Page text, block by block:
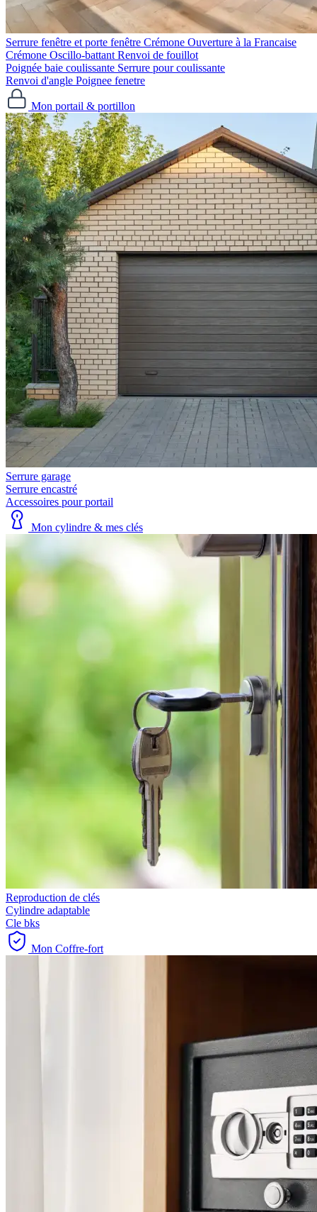
Serrure fenêtre et porte fenêtre Crémone Ouverture à la Francaise
Crémone Oscillo-battant Renvoi de fouillot
Poignée baie coulissante Serrure pour coulissante
Renvoi d'angle Poignee fenetre
Mon portail & portillon
Serrure garage
Serrure encastré
Accessoires pour portail
Mon cylindre & mes clés
Reproduction de clés
Cylindre adaptable
Cle bks
Mon Coffre-fort